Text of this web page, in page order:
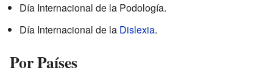
Día Internacional de la Podología.
Día Internacional de la Dislexia.
Por Países